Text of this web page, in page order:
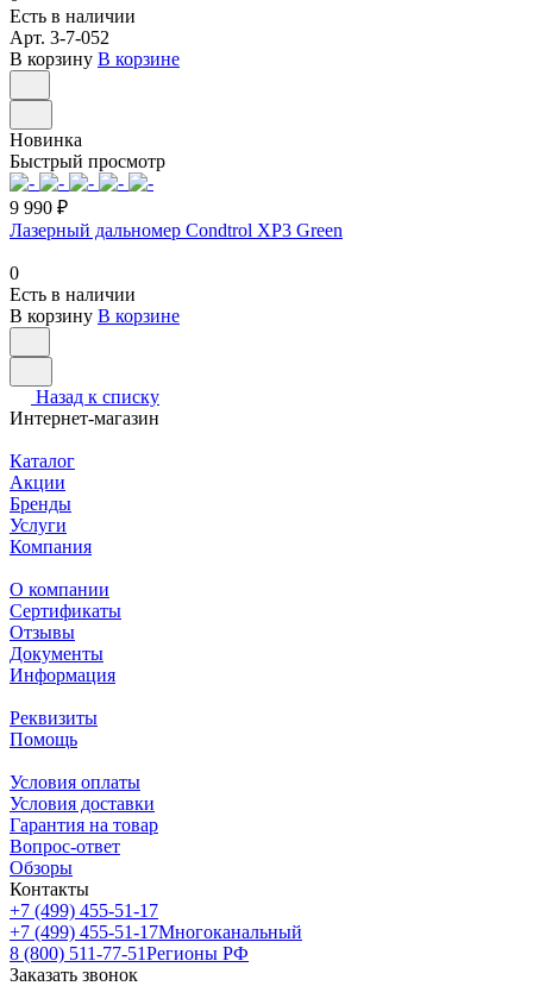
Есть в наличии
Арт. 3-7-052
В корзину В корзине
Новинка
Быстрый просмотр
9 990 ₽
Лазерный дальномер Condtrol XP3 Green
0
Есть в наличии
В корзину В корзине
Назад к списку
Интернет-магазин
Каталог
Акции
Бренды
Услуги
Компания
О компании
Сертификаты
Отзывы
Документы
Информация
Реквизиты
Помощь
Условия оплаты
Условия доставки
Гарантия на товар
Вопрос-ответ
Обзоры
Контакты
+7 (499) 455-51-17
+7 (499) 455-51-17Многоканальный
8 (800) 511-77-51Регионы РФ
Заказать звонок